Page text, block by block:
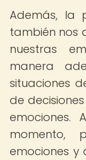
Además, la
también nos
nuestras
manera
situaciones
de
emociones.
momento,
emociones